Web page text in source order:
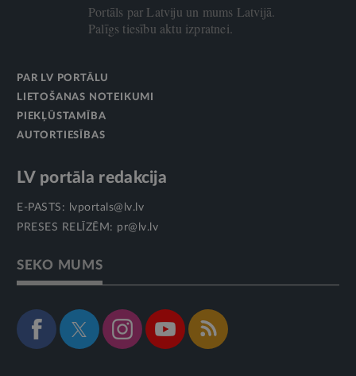
Portāls par Latviju un mums Latvijā.
Palīgs tiesību aktu izpratnei.
PAR LV PORTĀLU
LIETOŠANAS NOTEIKUMI
PIEKĻŪSTAMĪBA
AUTORTIESĪBAS
LV portāla redakcija
E-PASTS:
lvportals@lv.lv
PRESES RELĪZĒM: pr@lv.lv
SEKO MUMS